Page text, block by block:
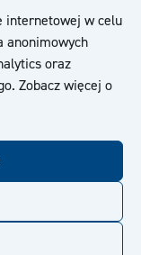
internetowej w celu
anonimowych
oraz
Zobacz więcej o